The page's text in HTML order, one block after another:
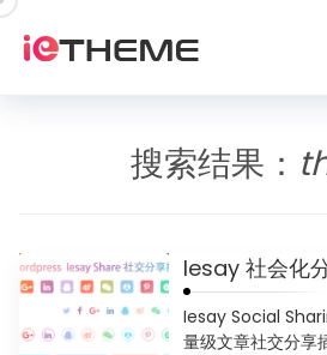
跳
搜索结果：
Iesay 社会化
Iesay Social
量级文章社交分享